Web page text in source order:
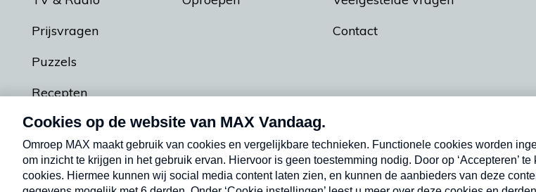
Prijsvragen
Puzzels
Recepten
Podcasts
Contact